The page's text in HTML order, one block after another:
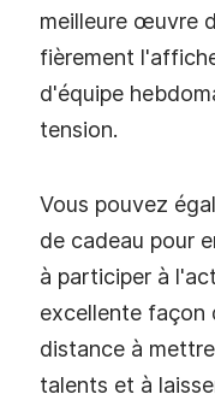
meilleure œuvre
fièrement
d'équipe
tension.
Vous pouvez
de cadeau pour
à participer à
excellente façon
distance à
talents et à